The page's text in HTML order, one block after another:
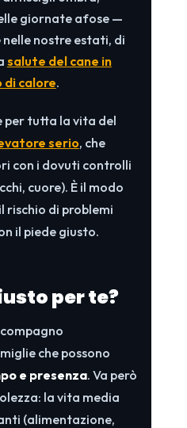
giornate afose —
nostre estati, di
salute del cane in
di calore.
per tutta la vita del
serio, che
con i dovuti controlli
cuore). È il modo
rischio di problemi
il piede giusto.
per te?
che possono
e presenza. Va però
la vita media
(alimentazione,